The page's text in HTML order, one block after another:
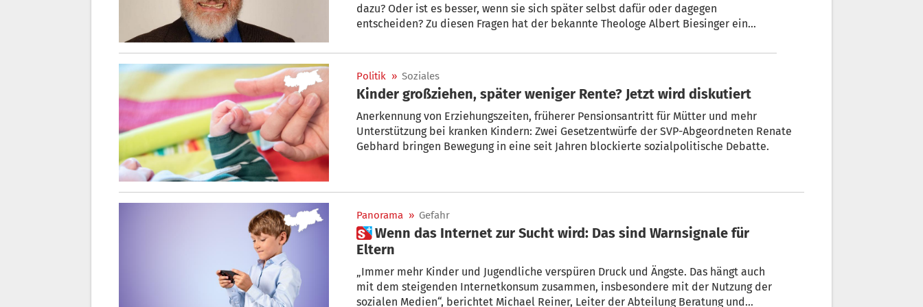
dazu? Oder ist es besser, wenn sie sich später selbst dafür oder dagegen
entscheiden? Zu diesen Fragen hat der bekannte Theologe Albert Biesinger ein
das in 17. (!) Auflage vorliegt. Im „Sonn(der)tag“ erklärt der emeritierte Tübinger
Universitätsprofessor, welchen Vorteil religiös erzogene Kinder haben und wie ihnen
Eltern dieses Plus fürs Leben mitgeben können.
Politik » Soziales
Kinder großziehen, später weniger Rente? Jetzt wird diskutiert
Anerkennung von Erziehungszeiten, früherer Pensionsantritt für Mütter und mehr
Unterstützung bei kranken Kindern: Zwei Gesetzentwürfe der SVP-Abgeordneten Renate
Gebhard bringen Bewegung in eine seit Jahren blockierte sozialpolitische Debatte.
Panorama » Gefahr
 Wenn das Internet zur Sucht wird: Das sind Warnsignale für
Eltern
„Immer mehr Kinder und Jugendliche verspüren Druck und Ängste. Das hängt auch
mit dem steigenden Internetkonsum zusammen, insbesondere mit der Nutzung der
sozialen Medien“, berichtet Michael Reiner, Leiter der Abteilung Beratung und